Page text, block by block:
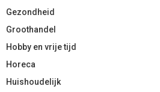
Gezondheid
Groothandel
Hobby en vrije tijd
Horeca
Huishoudelijk